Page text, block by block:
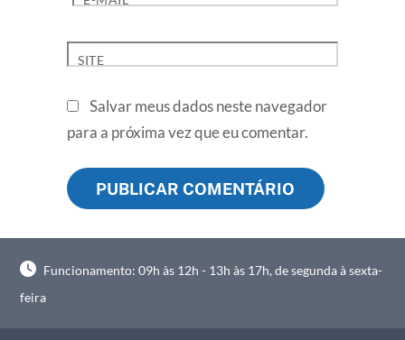
SITE
Salvar meus dados neste navegador
para a próxima vez que eu comentar.
Funcionamento: 09h às 12h - 13h às 17h, de segunda à sexta-
feira